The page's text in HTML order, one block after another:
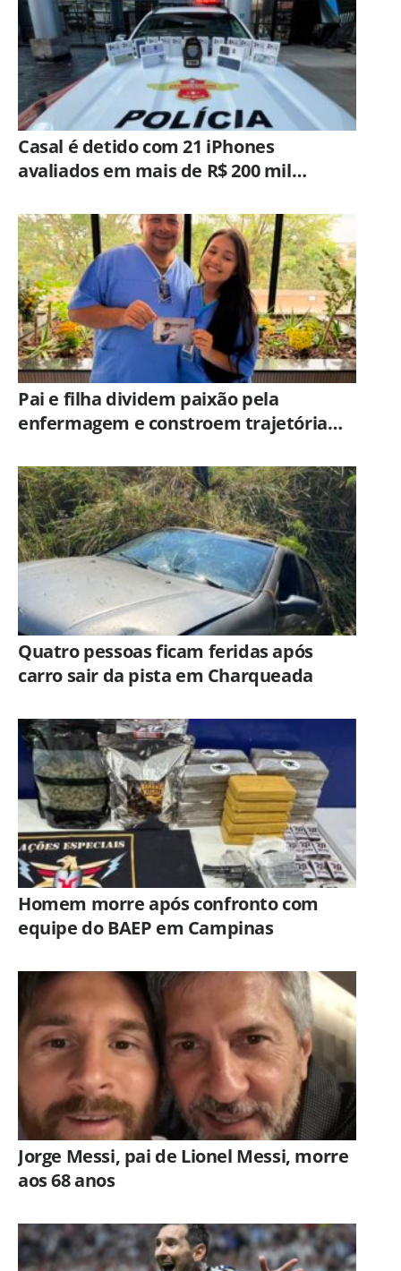
Casal é detido com 21 iPhones
avaliados em mais de R$ 200 mil
Campinas
Pai e filha dividem paixão pela
enfermagem e constroem trajetória
Americana
Quatro pessoas ficam feridas após
carro sair da pista em Charqueada
Homem morre após confronto com
equipe do BAEP em Campinas
Jorge Messi, pai de Lionel Messi, morre
aos 68 anos